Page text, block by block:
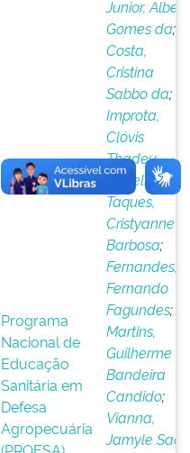
Programa
Nacional de
Educação
Sanitária em
Defesa
Agropecuária
Junior,
Gomes da;
Costa,
Cristina
Sabbo da;
Improta,
Clóvis
Thadeu
Rabello;
Taques,
Cristyanne
Barbosa;
Fernandes,
Fernando
Fagundes;
Martins,
Guilherme
Bandeira
Candido;
Vianna,
Jamyle